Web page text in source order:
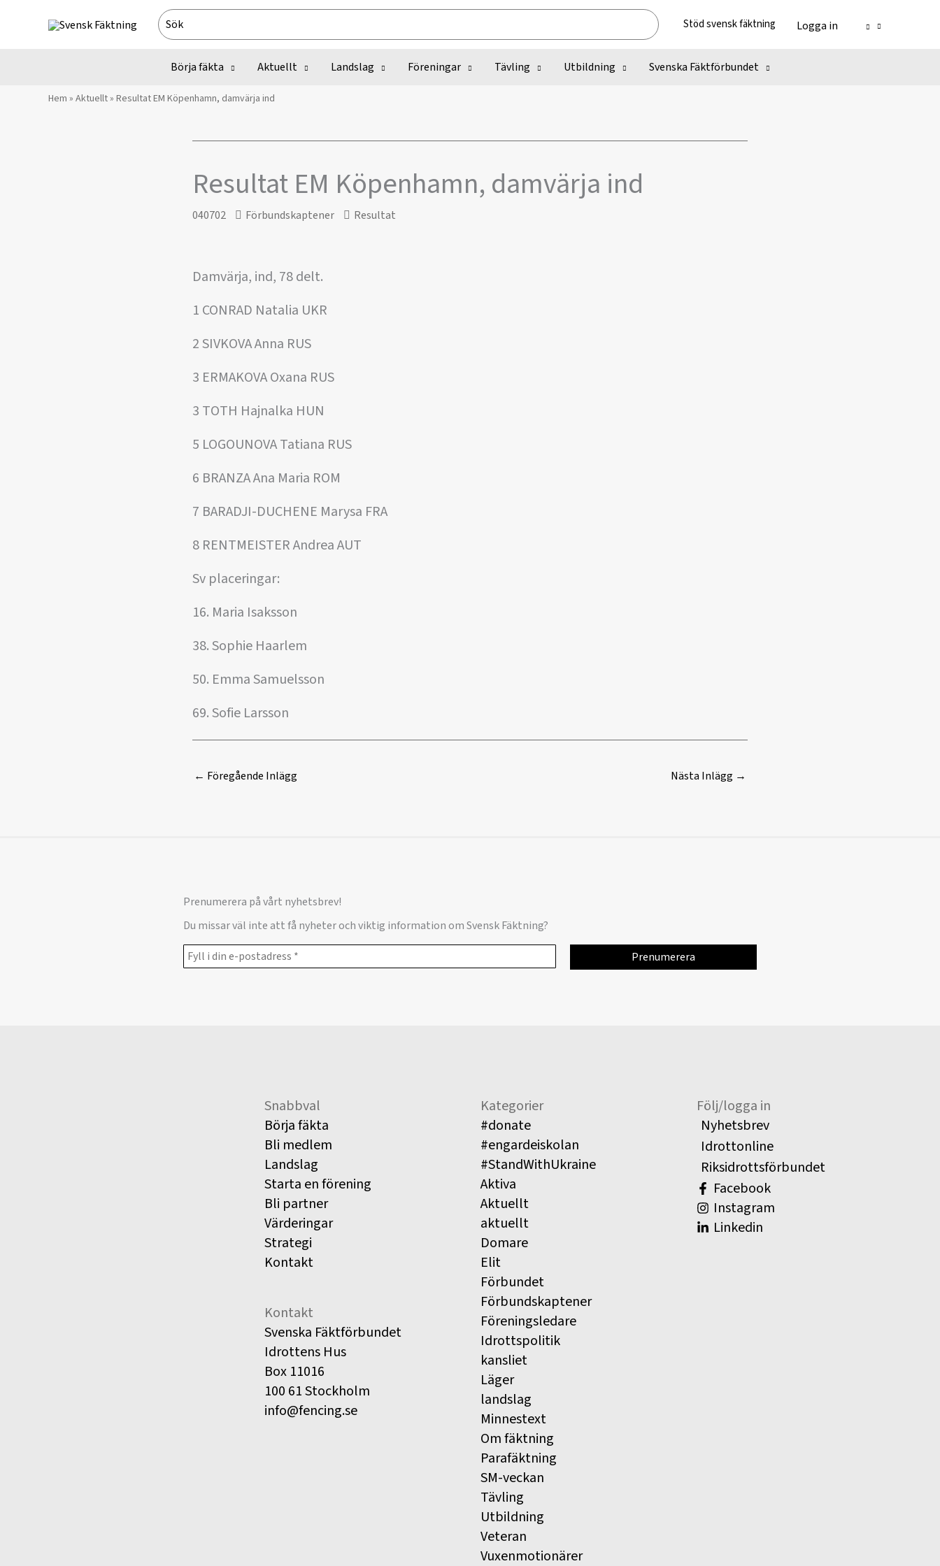
Search
for:
Stöd svensk fäktning Logga in
Börja fäkta Aktuellt Landslag Föreningar Tävling Utbildning Svenska Fäktförbundet
Hem » Aktuellt» Resultat EM Köpenhamn, damvärja ind
Resultat EM Köpenhamn, damvärja ind
040702 Förbundskaptener Resultat
Damvärja, ind, 78 delt.
1 CONRAD Natalia UKR
2 SIVKOVA Anna RUS
3 ERMAKOVA Oxana RUS
3 TOTH Hajnalka HUN
5 LOGOUNOVA Tatiana RUS
6 BRANZA Ana Maria ROM
7 BARADJI-DUCHENE Marysa FRA
8 RENTMEISTER Andrea AUT
Sv placeringar:
16. Maria Isaksson
38. Sophie Haarlem
50. Emma Samuelsson
69. Sofie Larsson
← Föregående Inlägg Nästa Inlägg →
Prenumerera på vårt nyhetsbrev!
Du missar väl inte att få nyheter och viktig information om Svensk Fäktning?
Snabbval
Börja fäkta
Bli medlem
Landslag
Starta en förening
Bli partner
Värderingar
Strategi
Kontakt
Kontakt
Svenska Fäktförbundet
Idrottens Hus
Box 11016
100 61 Stockholm
info@fencing.se
Kategorier
#donate
#engardeiskolan
#StandWithUkraine
Aktiva
Aktuellt
aktuellt
Domare
Elit
Förbundet
Förbundskaptener
Föreningsledare
Idrottspolitik
kansliet
Läger
landslag
Minnestext
Om fäktning
Parafäktning
SM-veckan
Tävling
Utbildning
Veteran
Vuxenmotionärer
Följ/logga in
Nyhetsbrev
Idrottonline
Riksidrottsförbundet
Facebook
Instagram
Linkedin